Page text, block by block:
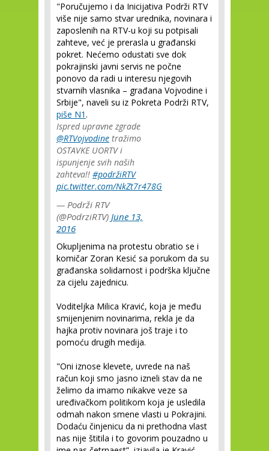
"Poručujemo i da Inicijativa Podrži RTV
više nije samo stvar urednika, novinara i
zaposlenih na RTV-u koji su potpisali
zahteve, već je prerasla u građanski
pokret. Nećemo odustati sve dok
pokrajinski javni servis ne počne
ponovo da radi u interesu njegovih
stvarnih vlasnika – građana Vojvodine i
Srbije", naveli su iz Pokreta Podrži RTV,
piše N1.
Ispred upravne zgrade
@RTVojvodine tražimo
OSTAVKE UORTV i
ispunjenje svih naših
zahteva!! #podržiRTV
pic.twitter.com/NkZt7r478G
— Podrži RTV
(@PodrziRTV) June 13,
2016
Okupljenima na protestu obratio se i
komičar Zoran Kesić sa porukom da su
građanska solidarnost i podrška ključne
za cijelu zajednicu.
Voditeljka Milica Kravić, koja je među
smijenjenim novinarima, rekla je da
hajka protiv novinara još traje i to
pomoću drugih medija.
"Oni iznose klevete, uvrede na naš
račun koji smo jasno izneli stav da ne
želimo da imamo nikakve veze sa
uređivačkom politikom koja je usledila
odmah nakon smene vlasti u Pokrajini.
Dodaću činjenicu da ni prethodna vlast
nas nije štitila i to govorim pouzadno u